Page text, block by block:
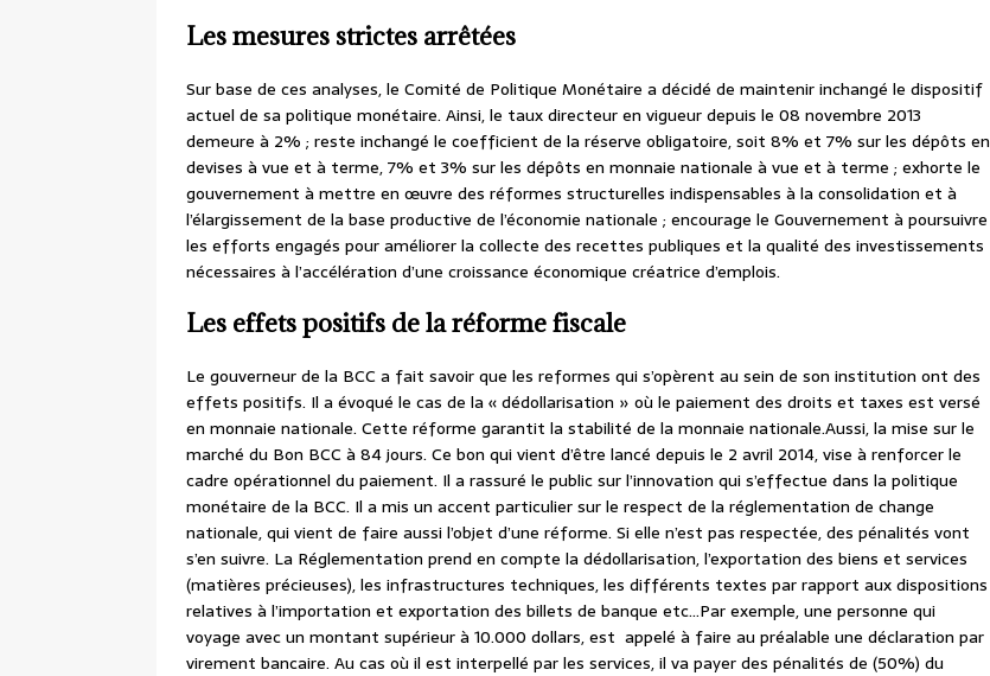
Les mesures strictes arrêtées
Sur base de ces analyses, le Comité de Politique Monétaire a décidé de maintenir inchangé le dispositif
actuel de sa politique monétaire. Ainsi, le taux directeur en vigueur depuis le 08 novembre 2013
demeure à 2% ; reste inchangé le coefficient de la réserve obligatoire, soit 8% et 7% sur les dépôts en
devises à vue et à terme, 7% et 3% sur les dépôts en monnaie nationale à vue et à terme ; exhorte le
gouvernement à mettre en œuvre des réformes structurelles indispensables à la consolidation et à
l’élargissement de la base productive de l’économie nationale ; encourage le Gouvernement à poursuivre
les efforts engagés pour améliorer la collecte des recettes publiques et la qualité des investissements
nécessaires à l’accélération d’une croissance économique créatrice d’emplois.
Les effets positifs de la réforme fiscale
Le gouverneur de la BCC a fait savoir que les reformes qui s’opèrent au sein de son institution ont des
effets positifs. Il a évoqué le cas de la « dédollarisation » où le paiement des droits et taxes est versé
en monnaie nationale. Cette réforme garantit la stabilité de la monnaie nationale.Aussi, la mise sur le
marché du Bon BCC à 84 jours. Ce bon qui vient d’être lancé depuis le 2 avril 2014, vise à renforcer le
cadre opérationnel du paiement. Il a rassuré le public sur l’innovation qui s’effectue dans la politique
monétaire de la BCC. Il a mis un accent particulier sur le respect de la réglementation de change
nationale, qui vient de faire aussi l’objet d’une réforme. Si elle n’est pas respectée, des pénalités vont
s’en suivre. La Réglementation prend en compte la dédollarisation, l’exportation des biens et services
(matières précieuses), les infrastructures techniques, les différents textes par rapport aux dispositions
relatives à l’importation et exportation des billets de banque etc…Par exemple, une personne qui
voyage avec un montant supérieur à 10.000 dollars, est appelé à faire au préalable une déclaration par
virement bancaire. Au cas où il est interpellé par les services, il va payer des pénalités de (50%) du